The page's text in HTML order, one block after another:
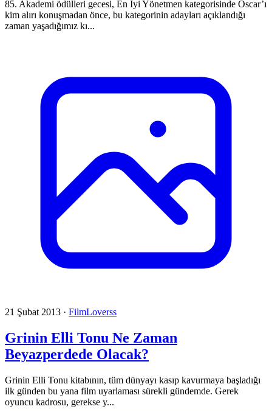
85. Akademi ödülleri gecesi, En İyi Yönetmen kategorisinde Oscar’ı
kim alırı konuşmadan önce, bu kategorinin adayları açıklandığı
zaman yaşadığımız kı...
21 Şubat 2013 · FilmLoverss
Grinin Elli Tonu Ne Zaman
Beyazperdede Olacak?
Grinin Elli Tonu kitabının, tüm dünyayı kasıp kavurmaya başladığı
ilk günden bu yana film uyarlaması sürekli gündemde. Gerek
oyuncu kadrosu, gerekse y...